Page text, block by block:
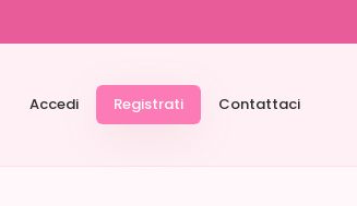
Accedi Registrati Contattaci